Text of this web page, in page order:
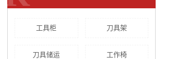
工具柜 刀具架
刀具储运 工作椅